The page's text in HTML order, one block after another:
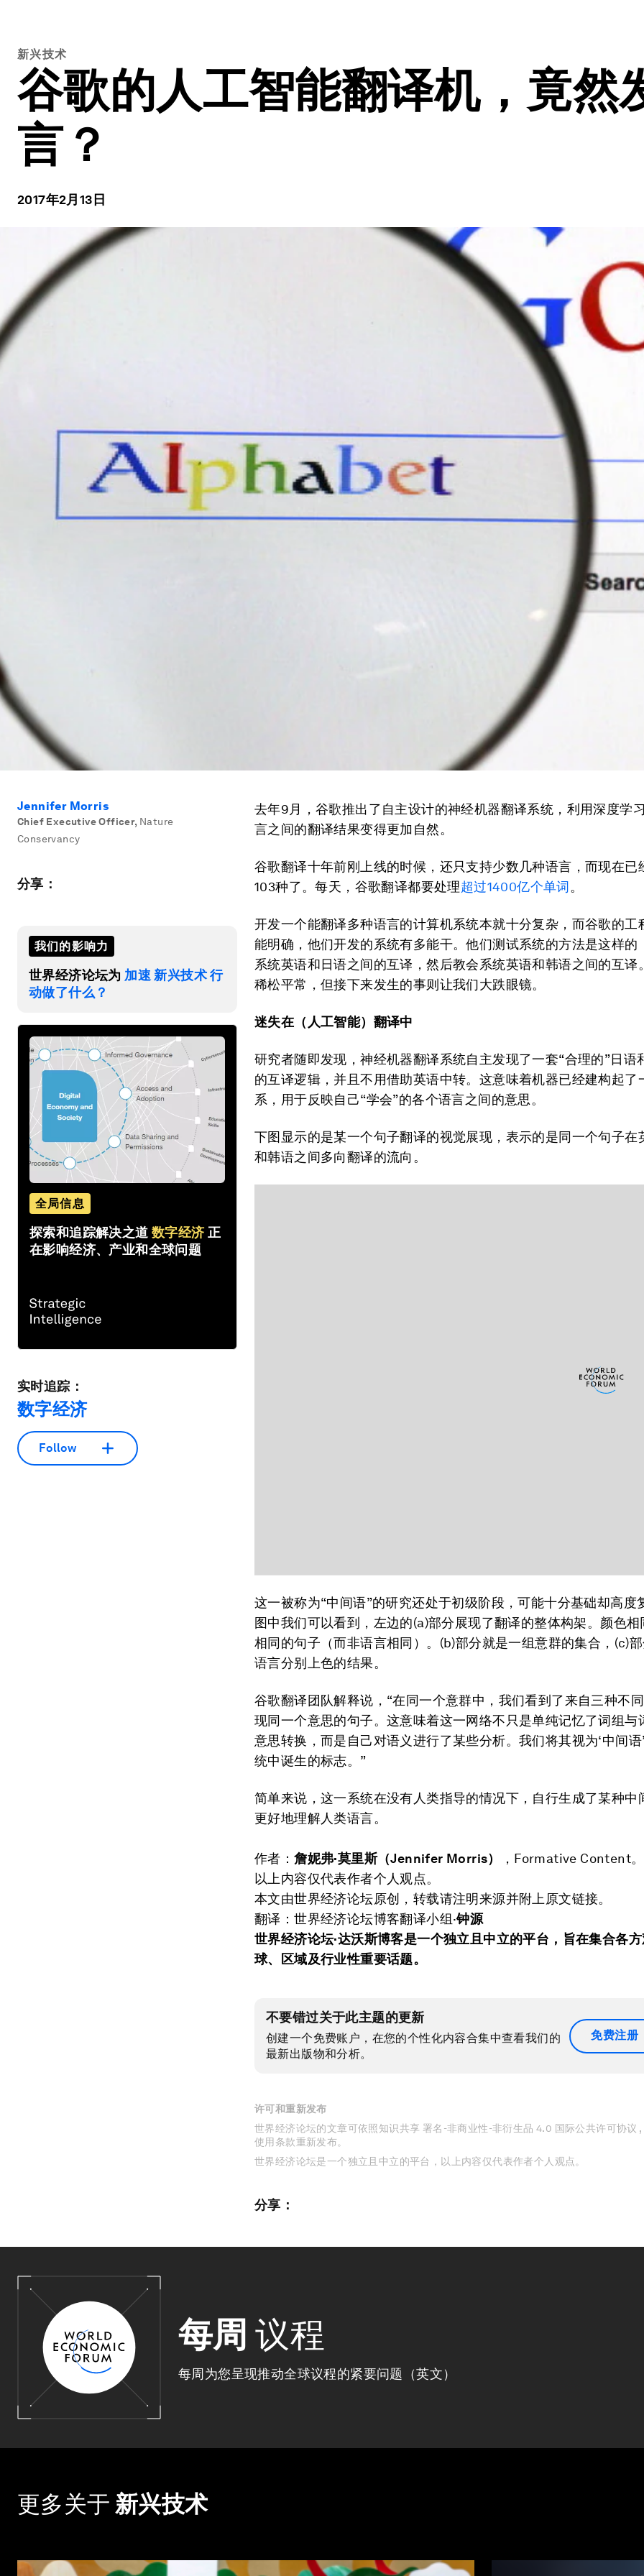
新兴技术
谷歌的人工智能翻译机，竟然
言？
2017年2月13日
Jennifer Morris
Chief Executive Officer, Nature
Conservancy
分享：
我们的影响力
世界经济论坛为 加速 新兴技术 行
动做了什么？
全局信息
探索和追踪解决之道 数字经济 正
在影响经济、产业和全球问题
实时追踪：
数字经济
Follow
去年9月，谷歌推出了自主设计的神经机器翻译系统，利用深度学
言之间的翻译结果变得更加自然。
谷歌翻译十年前刚上线的时候，还只支持少数几种语言，而现在已
103种了。每天，谷歌翻译都要处理超过1400亿个单词 。
开发一个能翻译多种语言的计算机系统本就十分复杂，而谷歌的工
能明确，他们开发的系统有多能干。他们测试系统的方法是这样的
系统英语和日语之间的互译，然后教会系统英语和韩语之间的互译
稀松平常，但接下来发生的事则让我们大跌眼镜。
迷失在（人工智能）翻译中
研究者随即发现，神经机器翻译系统自主发现了一套“合理的”日语
的互译逻辑，并且不用借助英语中转。这意味着机器已经建构起了
系，用于反映自己“学会”的各个语言之间的意思。
下图显示的是某一个句子翻译的视觉展现，表示的是同一个句子在
和韩语之间多向翻译的流向。
这一被称为“中间语”的研究还处于初级阶段，可能十分基础却高度
图中我们可以看到，左边的(a)部分展现了翻译的整体构架。颜色相
相同的句子（而非语言相同）。(b)部分就是一组意群的集合，(c)
语言分别上色的结果。
谷歌翻译团队解释说，“在同一个意群中，我们看到了来自三种不
现同一个意思的句子。这意味着这一网络不只是单纯记忆了词组与
意思转换，而是自己对语义进行了某些分析。我们将其视为‘中间语
统中诞生的标志。”
简单来说，这一系统在没有人类指导的情况下，自行生成了某种中
更好地理解人类语言。
作者：詹妮弗·莫里斯（Jennifer Morris）
，Formative Content。
以上内容仅代表作者个人观点。
本文由世界经济论坛原创，转载请注明来源并附上原文链接。
翻译：世界经济论坛博客翻译小组·钟源
世界经济论坛·达沃斯博客是一个独立且中立的平台，旨在集合各
球、区域及行业性重要话题。
不要错过关于此主题的更新
创建一个免费账户，在您的个性化内容合集中查看我们的
最新出版物和分析。
免费注册
许可和重新发布
世界经济论坛的文章可依照知识共享 署名-非商业性-非衍生品 4.0 国际公共许可协议 ,
使用条款重新发布。
世界经济论坛是一个独立且中立的平台，以上内容仅代表作者个人观点。
分享：
每周 议程
每周为您呈现推动全球议程的紧要问题（英文）
更多关于 新兴技术